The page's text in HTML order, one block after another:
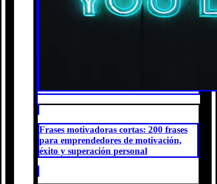
Frases motivadoras cortas: 200 frases
para emprendedores de motivación,
éxito y superación personal